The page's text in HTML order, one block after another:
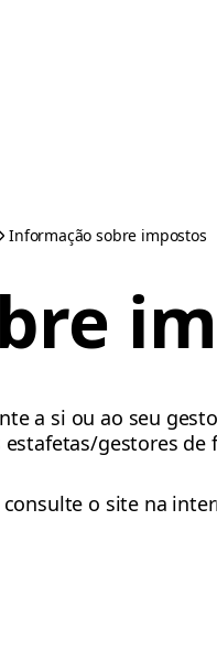
Informação sobre impostos
a si ou ao seu
gestores de
o site na